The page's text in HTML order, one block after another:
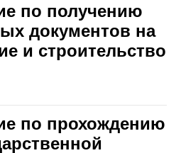
по получению
документов на
и строительство
по прохождению